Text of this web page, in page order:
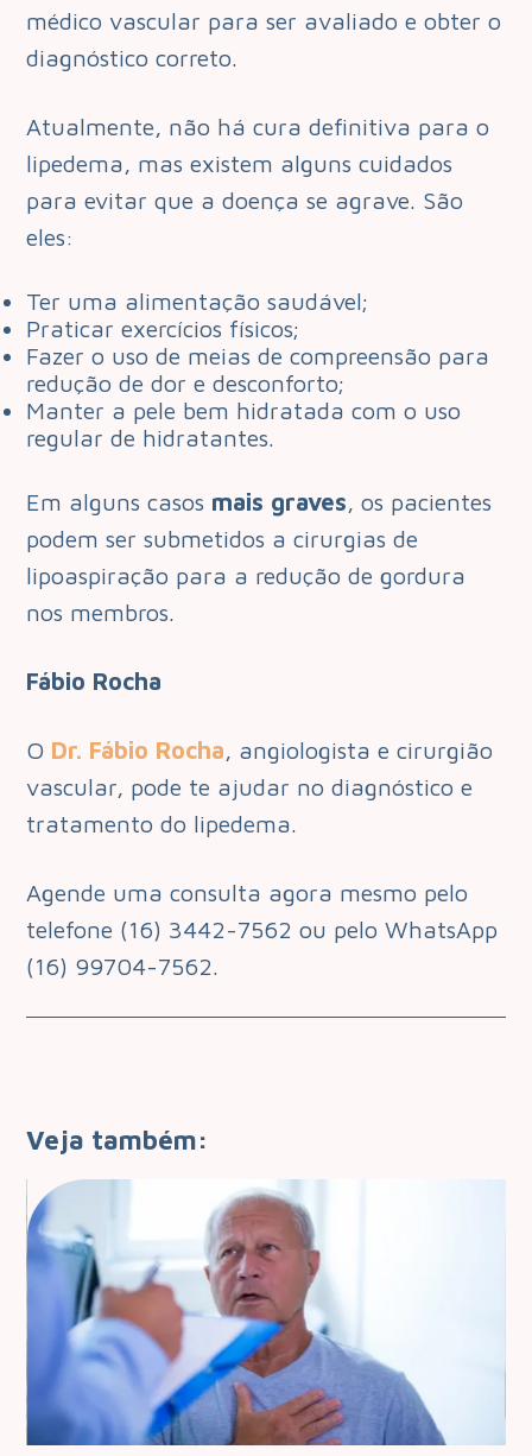
médico vascular para ser avaliado e obter o
diagnóstico correto.
Atualmente, não há cura definitiva para o
lipedema, mas existem alguns cuidados
para evitar que a doença se agrave. São
eles:
Ter uma alimentação saudável;
Praticar exercícios físicos;
Fazer o uso de meias de compreensão para
redução de dor e desconforto;
Manter a pele bem hidratada com o uso
regular de hidratantes.
Em alguns casos mais graves , os pacientes
podem ser submetidos a cirurgias de
lipoaspiração para a redução de gordura
nos membros.
Fábio Rocha
O Dr. Fábio Rocha , angiologista e cirurgião
vascular, pode te ajudar no diagnóstico e
tratamento do lipedema.
Agende uma consulta agora mesmo pelo
telefone (16) 3442-7562 ou pelo WhatsApp
(16) 99704-7562.
Veja também: